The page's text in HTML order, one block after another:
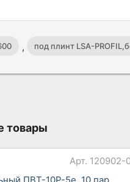
, под плинт LSA-
товары
Арт. 120902-